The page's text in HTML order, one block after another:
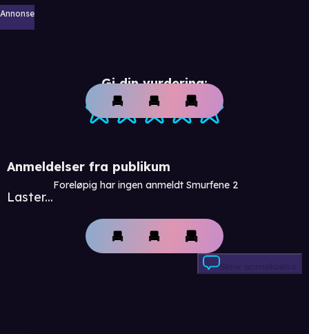
Annonse
Gi din vurdering:
Anmeldelser fra publikum
Laster...
Foreløpig har ingen anmeldt Smurfene 2
Skriv anmeldelse